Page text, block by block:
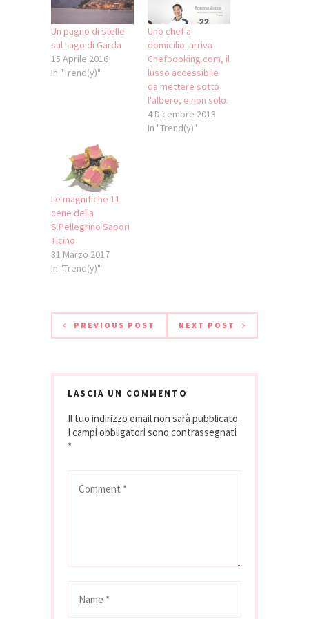
Un pugno di stelle
sul Lago di Garda
15 Aprile 2016
In "Trend(y)"
Uno chef a
domicilio: arriva
Chefbooking.com, il
lusso accessibile
da mettere sotto
l'albero, e non solo.
4 Dicembre 2013
In "Trend(y)"
Le magnifiche 11
cene della
S.Pellegrino Sapori
Ticino
31 Marzo 2017
In "Trend(y)"
PREVIOUS POST NEXT POST
LASCIA UN COMMENTO
Il tuo indirizzo email non sarà pubblicato.
I campi obbligatori sono contrassegnati
*